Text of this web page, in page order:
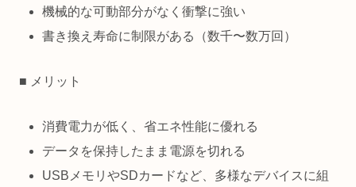
機械的な可動部分がなく衝撃に強い
書き換え寿命に制限がある（数千〜数万回）
■ メリット
消費電力が低く、省エネ性能に優れる
データを保持したまま電源を切れる
USBメモリやSDカードなど、多様なデバイスに組